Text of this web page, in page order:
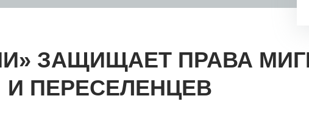
ЗАЩИЩАЕТ ПРАВА
И ПЕРЕСЕЛЕНЦЕВ